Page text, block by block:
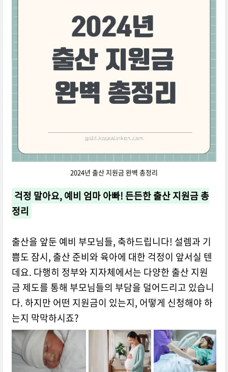
2024년 출산 지원금 완벽 총정리
걱정 말아요, 예비 엄마 아빠! 든든한 출산 지원금 총
정리
출산을 앞둔 예비 부모님들, 축하드립니다! 설렘과 기
쁨도 잠시, 출산 준비와 육아에 대한 걱정이 앞서실 텐
데요. 다행히 정부와 지자체에서는 다양한 출산 지원
금 제도를 통해 부모님들의 부담을 덜어드리고 있습니
다.하지만 어떤 지원금이 있는지, 어떻게 신청해야 하
는지 막막하시죠?